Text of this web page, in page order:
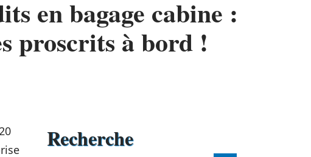
en bagage cabine :
proscrits à bord !
Recherche